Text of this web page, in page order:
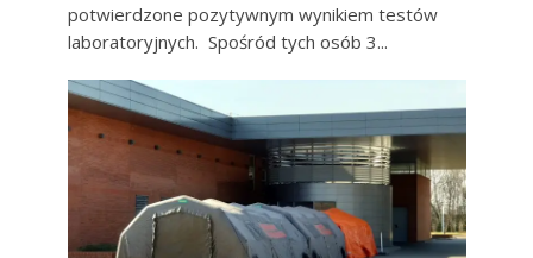
potwierdzone pozytywnym wynikiem testów
laboratoryjnych. Spośród tych osób 3...